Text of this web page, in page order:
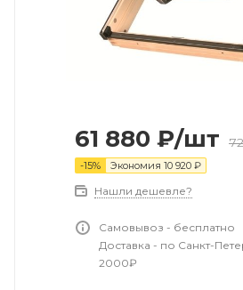
61 880 ₽/шт
-15% Экономия 10 920 ₽
Нашли дешевле?
Самовывоз - бесплатно
Доставка - по Санкт-
2000₽